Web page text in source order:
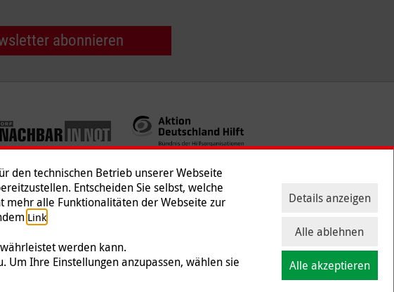
abonnieren
| Kontakt | Presse
International
Körperschafts- und Gewerbesteuer befreit ist (Steuernummer
den technischen Betrieb unserer Webseite
Entscheiden Sie selbst, welche
mehr alle Funktionalitäten der Webseite zur
Link.
werden kann.
Um Ihre Einstellungen anzupassen, wählen sie
Alle ablehnen
Alle akzeptieren
Details anzeigen